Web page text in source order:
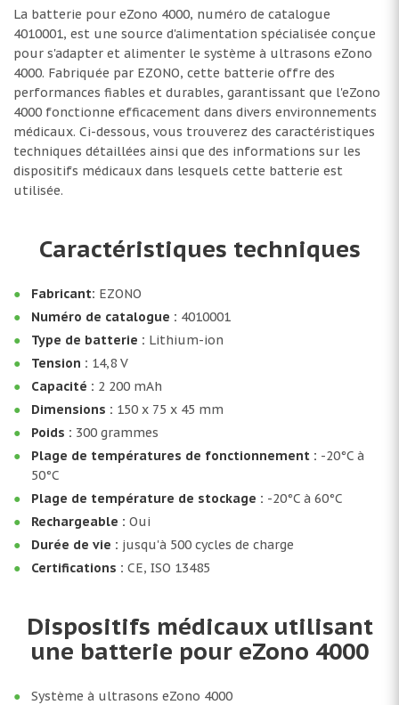
La batterie pour eZono 4000, numéro de catalogue
4010001, est une source d'alimentation spécialisée conçue
pour s'adapter et alimenter le système à ultrasons eZono
4000. Fabriquée par EZONO, cette batterie offre des
performances fiables et durables, garantissant que l'eZono
4000 fonctionne efficacement dans divers environnements
médicaux. Ci-dessous, vous trouverez des caractéristiques
techniques détaillées ainsi que des informations sur les
dispositifs médicaux dans lesquels cette batterie est
utilisée.
Caractéristiques techniques
Fabricant: EZONO
Numéro de catalogue : 4010001
Type de batterie : Lithium-ion
Tension : 14,8 V
Capacité : 2 200 mAh
Dimensions : 150 x 75 x 45 mm
Poids : 300 grammes
Plage de températures de fonctionnement : -20°C à
50°C
Plage de température de stockage : -20°C à 60°C
Rechargeable : Oui
Durée de vie : jusqu'à 500 cycles de charge
Certifications : CE, ISO 13485
Dispositifs médicaux utilisant
une batterie pour eZono 4000
Système à ultrasons eZono 4000